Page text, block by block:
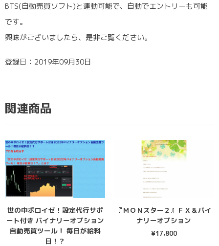
BTS(自動売買ソフト)と連動可能で、自動でエントリーも可能
です。
興味がございましたら、是非ご覧ください。
登録日：2019年09月30日
関連商品
世の中ボロイゼ！設定代行サポ
ート付き バイナリーオプション
自動売買ツール！ 毎日が給料
日！？
『ＭＯＮスター２』ＦＸ＆バイ
ナリーオプション
¥17,800